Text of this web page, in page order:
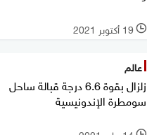
l 19 أكتوبر 2021
عالم
زلزال بقوة 6.6 درجة قبالة ساحل
سومطرة الإندونيسية